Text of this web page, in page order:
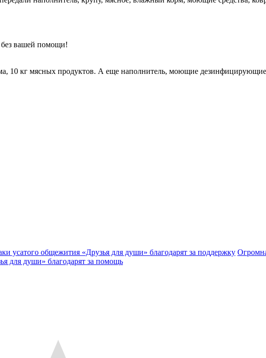
вашей помощи!
10 кг мясных продуктов. А еще наполнитель, моющие дезинфицирующие
усатого общежития «Друзья для души» благодарят за поддержку
для души» благодарят за помощь